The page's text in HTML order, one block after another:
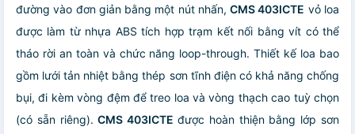
đường vào đơn giản bằng một nút nhấn,CMS 403ICTE vỏ loa
được làm từ nhựa ABS tích hợp trạm kết nối bằng vít có thể
tháo rời an toàn và chức năng loop-through. Thiết kế loa bao
gồm lưới tản nhiệt bằng thép sơn tĩnh điện có khả năng chống
bụi, đi kèm vòng đệm để treo loa và vòng thạch cao tuỳ chọn
(có sẵn riêng). CMS 403ICTEđược hoàn thiện bằng lớp sơn